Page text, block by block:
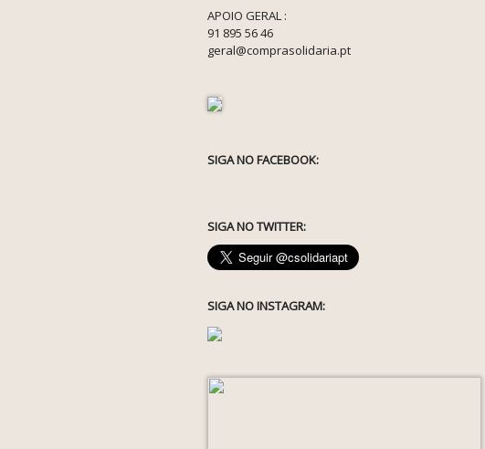
APOIO GERAL :
91 895 56 46
geral@comprasolidaria.pt
SIGA NO FACEBOOK:
SIGA NO TWITTER:
SIGA NO INSTAGRAM: